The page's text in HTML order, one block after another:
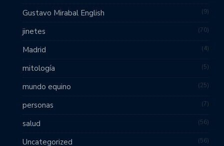
Gustavo Mirabal English 9
jinetes 70
Madrid 4
mitología 5
mundo equino 25
personas 7
salud 56
Uncategorized 56